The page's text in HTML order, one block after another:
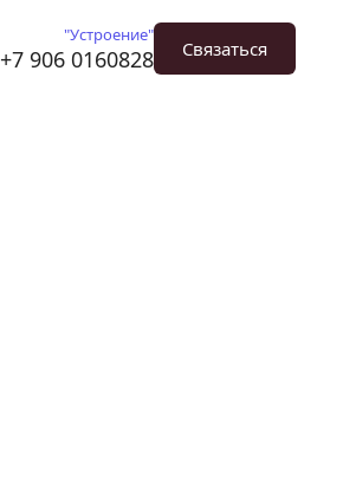
"Устроение"
+7 906 0160828 Связаться